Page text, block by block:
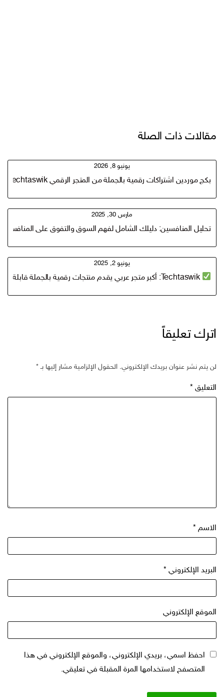
مقالات ذات الصلة
يونيو 8, 2026
بكج موردين اشتراكات رقمية بالجملة من المتجر الرقمي techtaswik
مارس 30, 2025
تحليل المنافسين: دليلك الشامل لفهم السوق والتفوق على المنافسين
يونيو 2, 2025
Techtaswik: أكبر متجر عربي يقدم منتجات رقمية بالجملة قابلة لإعادة البيع
اترك تعليقاً
لن يتم نشر عنوان بريدك الإلكتروني. الحقول الإلزامية مشار إليها بـ*
التعليق *
الاسم *
البريد الإلكتروني *
الموقع الإلكتروني
احفظ اسمي، بريدي الإلكتروني، والموقع الإلكتروني في هذا
المتصفح لاستخدامها المرة المقبلة في تعليقي.